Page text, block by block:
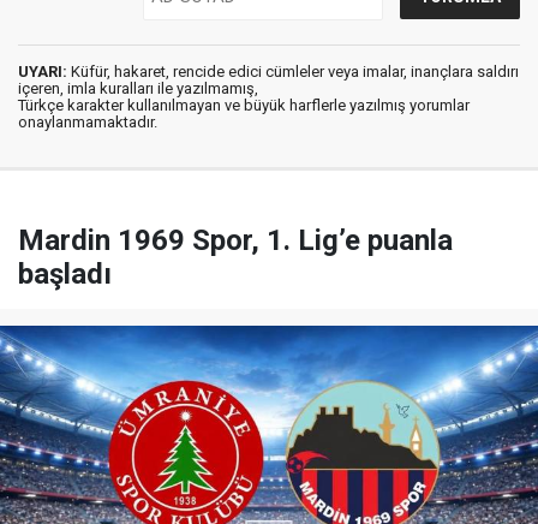
UYARI: Küfür, hakaret, rencide edici cümleler veya imalar, inançlara saldırı
içeren, imla kuralları ile yazılmamış,
Türkçe karakter kullanılmayan ve büyük harflerle yazılmış yorumlar
onaylanmamaktadır.
Mardin 1969 Spor, 1. Lig’e puanla
başladı